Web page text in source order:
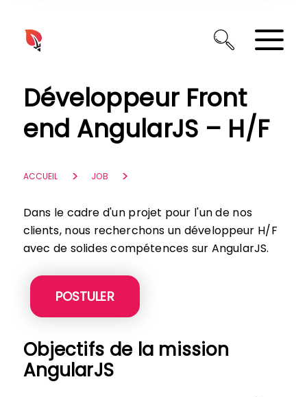
Développeur Front
end AngularJS – H/F
ACCUEIL JOB
Dans le cadre d'un projet pour l'un de nos
clients, nous recherchons un développeur H/F
avec de solides compétences sur AngularJS.
POSTULER
Objectifs de la mission
AngularJS